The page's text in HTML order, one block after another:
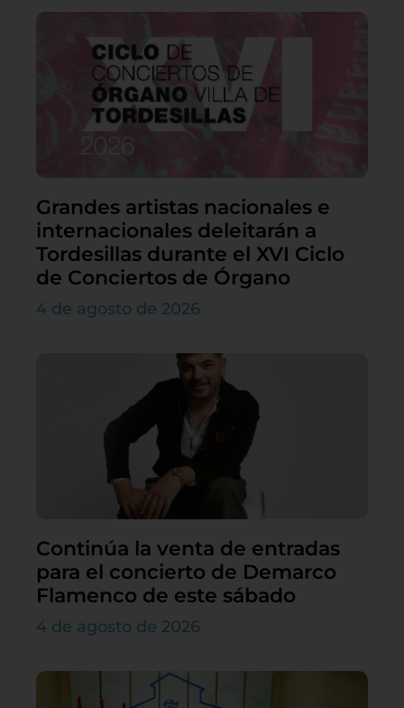
Grandes artistas nacionales e
internacionales deleitarán a
Tordesillas durante el XVI Ciclo
de Conciertos de Órgano
4 de agosto de 2026
Continúa la venta de entradas
para el concierto de Demarco
Flamenco de este sábado
4 de agosto de 2026